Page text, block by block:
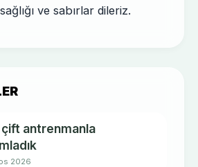
ve sabırlar dileriz.
çift antrenmanla
2026